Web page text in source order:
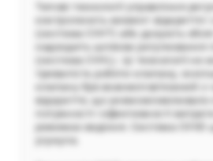
Типові технології управління
контролюють момент відкриття і
(система CVVT) або дозують
надходить шляхом регулювання
(система CVVL). Ці технології не
тривалість роботи клапану,
клапану був взаємопов'язаний з
відкриття, що унеможливлювало
потужності і ефективності
режимах водіння. Система CVVD
усунула.